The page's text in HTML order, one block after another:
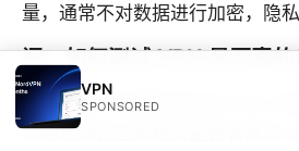
量，通常不对数据进行加密，隐
问：如何测试 VPN 是否真
答案：除了查看是否存在 DNS 泄
的隐私测试工具核对是否有真实
VPN
SPONSORED